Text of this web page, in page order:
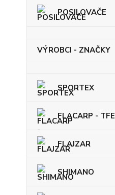
POSILOVAČE
VÝROBCI - ZNAČKY
SPORTEX
FLACARP - TFE
FLAJZAR
SHIMANO